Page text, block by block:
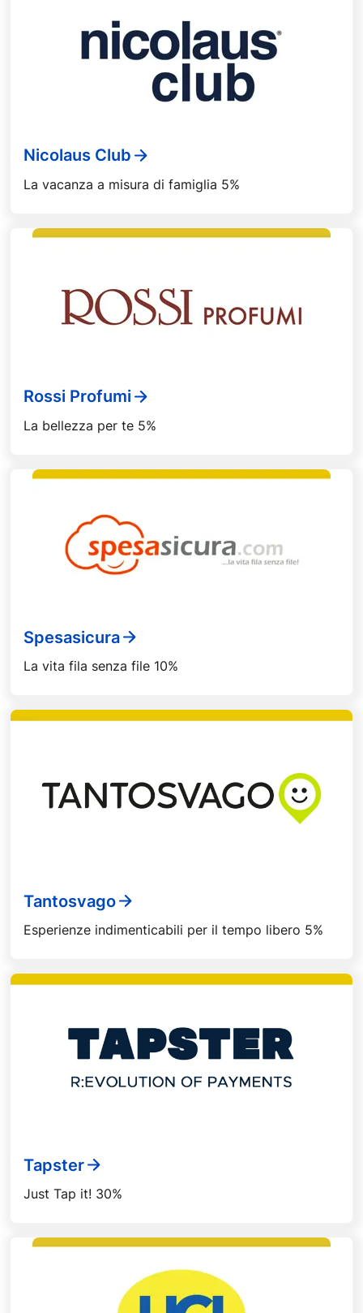
Nicolaus Club
La vacanza a misura di famiglia 5%
Rossi Profumi
La bellezza per te 5%
Spesasicura
La vita fila senza file 10%
Tantosvago
Esperienze indimenticabili per il tempo libero 5%
Tapster
Just Tap it! 30%